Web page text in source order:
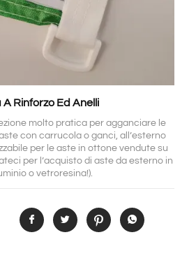
A Rinforzo Ed Anelli
molto pratica per agganciare le
con carrucola o ganci, all’esterno
per le aste in ottone vendute su
per l’acquisto di aste da esterno in
o vetroresina!).